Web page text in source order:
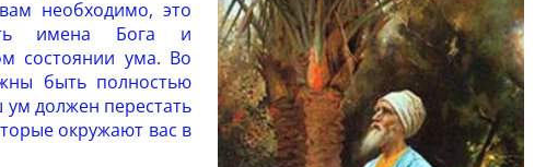
необходимо, это
имена Бога и
состоянии ума. Во
быть полностью
должен перестать
окружают вас в